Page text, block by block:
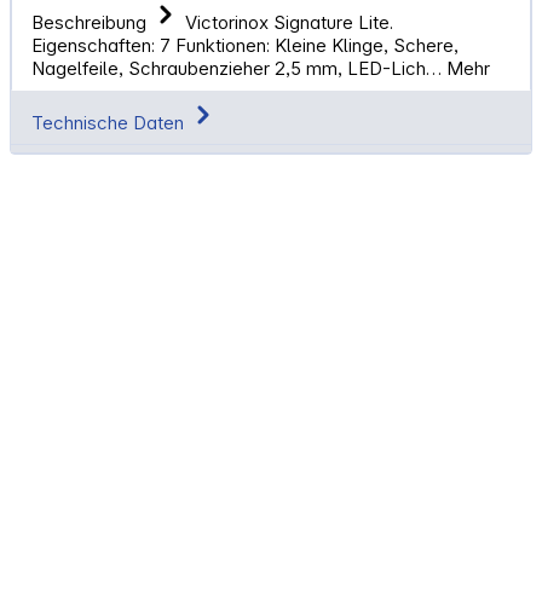
Beschreibung
Victorinox Signature Lite.
Eigenschaften: 7 Funktionen: Kleine Klinge, Schere,
Nagelfeile, Schraubenzieher 2,5 mm, LED-Lich… Mehr
Technische Daten